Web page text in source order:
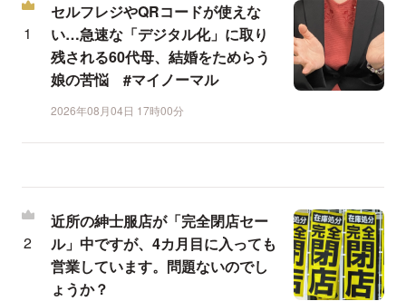
セルフレジやQRコードが使えな
い…急速な「デジタル化」に取り
残される60代母、結婚をためらう
娘の苦悩 #マイノーマル
2026年08月04日 17時00分
近所の紳士服店が「完全閉店セー
ル」中ですが、4カ月目に入っても
営業しています。問題ないのでし
ょうか？